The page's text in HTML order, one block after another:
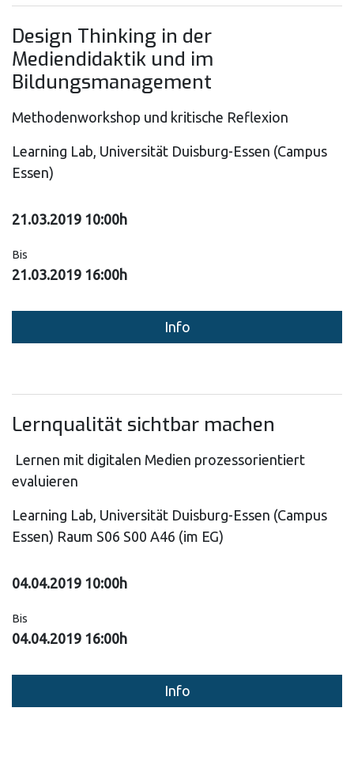
Design Thinking in der
Mediendidaktik und im
Bildungsmanagement
Methodenworkshop und kritische Reflexion
Learning Lab, Universität Duisburg-Essen (Campus
Essen)
21.03.2019 10:00h
Bis
21.03.2019 16:00h
Info
Lernqualität sichtbar machen
Lernen mit digitalen Medien prozessorientiert
evaluieren
Learning Lab, Universität Duisburg-Essen (Campus
Essen) Raum S06 S00 A46 (im EG)
04.04.2019 10:00h
Bis
04.04.2019 16:00h
Info